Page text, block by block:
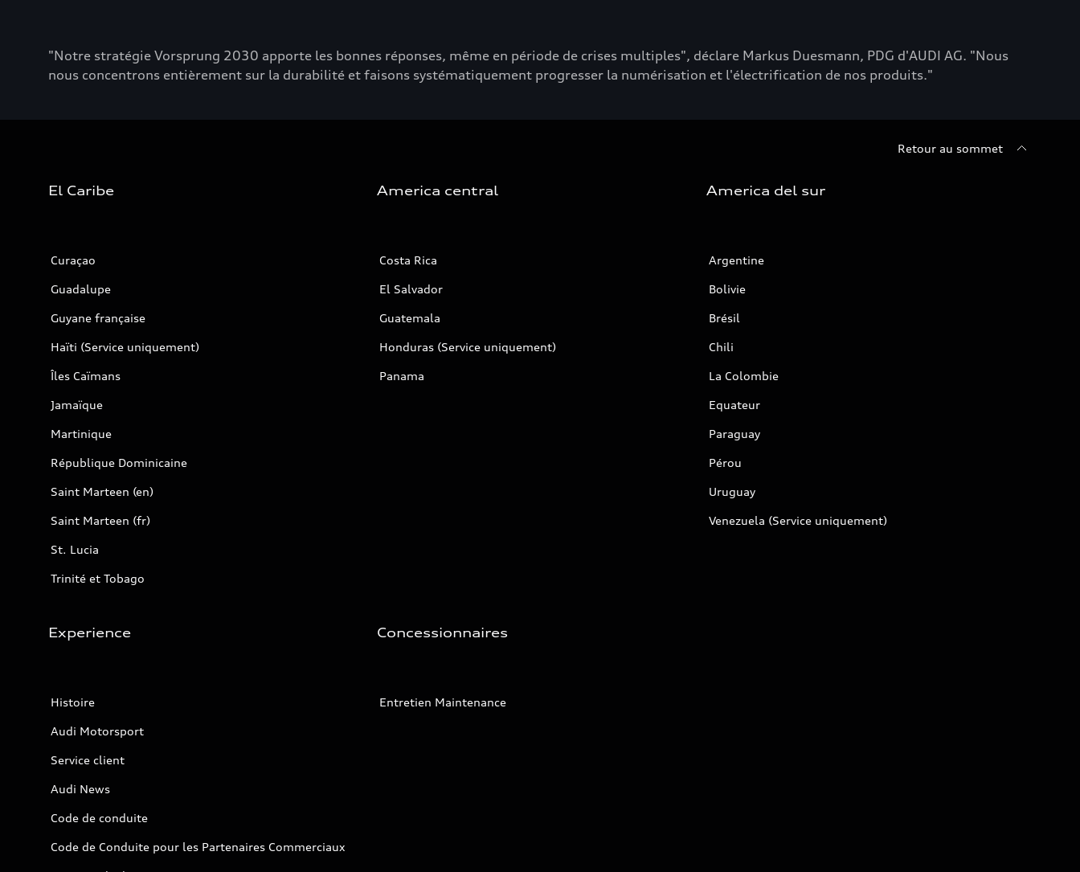
"Notre stratégie Vorsprung 2030 apporte les bonnes réponses, même en période de crises multiples", déclare Markus Duesmann, PDG d'AUDI AG. "Nous
nous concentrons entièrement sur la durabilité et faisons systématiquement progresser la numérisation et l'électrification de nos produits."
Retour au sommet
El Caribe
Curaçao
Guadalupe
Guyane française
Haïti (Service uniquement)
Îles Caïmans
Jamaïque
Martinique
République Dominicaine
Saint Marteen (en)
Saint Marteen (fr)
St. Lucia
Trinité et Tobago
America central
Costa Rica
El Salvador
Guatemala
Honduras (Service uniquement)
Panama
America del sur
Argentine
Bolivie
Brésil
Chili
La Colombie
Equateur
Paraguay
Pérou
Uruguay
Venezuela (Service uniquement)
Experience
Histoire
Audi Motorsport
Service client
Audi News
Code de conduite
Code de Conduite pour les Partenaires Commerciaux
Concessionnaires
Entretien Maintenance